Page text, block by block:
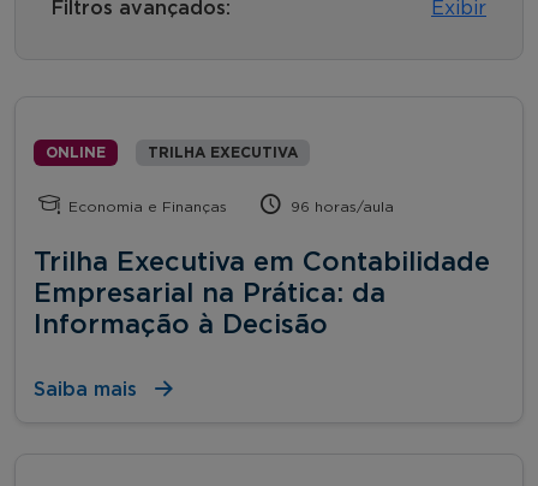
Filtros avançados: Exibir
ONLINE TRILHA EXECUTIVA
Economia e Finanças 96 horas/aula
Trilha Executiva em Contabilidade
Empresarial na Prática: da
Informação à Decisão
Saiba mais